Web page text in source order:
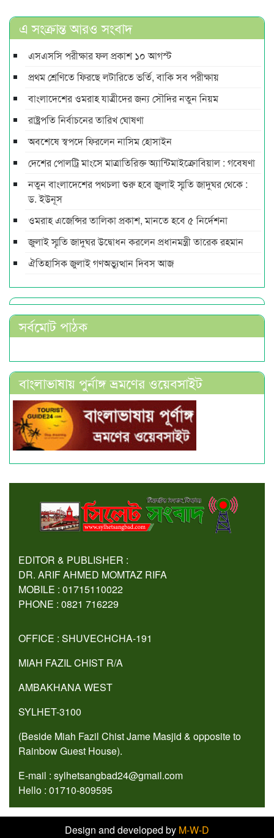
এ সংক্রান্ত আরও সংবাদ
এসএসসি পরীক্ষার ফল প্রকাশ ১০ আগস্ট
প্রথম শ্রেণিতে ফিরছে লটারিতে ভর্তি, বাকি সব পরীক্ষায়
বাংলাদেশের ওমরাহ যাত্রীদের জন্য সৌদির নতুন নিয়ম
রাষ্ট্রপতি নির্বাচনের তারিখ ঘোষণা
অবশেষে স্বপদে ফিরলেন নাসিম হোসাইন
দেশের পোলট্রি মাংসে মাত্রাতিরিক্ত অ্যান্টিমাইক্রোবিয়াল : গবেষণা
নতুন বাংলাদেশের পথচলা শুরু হবে জুলাই স্মৃতি জাদুঘর থেকে :
ড. ইউনূস
ওমরাহ এজেন্সির তালিকা প্রকাশ, মানতে হবে ৫ নির্দেশনা
জুলাই স্মৃতি জাদুঘর উদ্বোধন করলেন প্রধানমন্ত্রী তারেক রহমান
ঐতিহাসিক জুলাই গণঅভ্যুত্থান দিবস আজ
সর্বমোট পাঠক
বাংলাভাষায় পুর্নাঙ্গ ভ্রমণের ওয়েবসাইট
EDITOR & PUBLISHER :
DR. ARIF AHMED MOMTAZ RIFA
MOBILE : 01715110022
PHONE : 0821 716229
OFFICE : SHUVECHCHA-191
MIAH FAZIL CHIST R/A
AMBAKHANA WEST
SYLHET-3100
(Beside Miah Fazil Chist Jame Masjid & opposite to
Rainbow Guest House).
E-mail : sylhetsangbad24@gmail.com
Hello : 01710-809595
Design and developed by M-W-D